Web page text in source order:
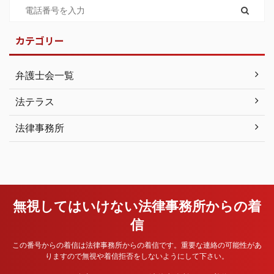
カテゴリー
弁護士会一覧
法テラス
法律事務所
無視してはいけない法律事務所からの着
信
この番号からの着信は法律事務所からの着信です。重要な連絡の可能性があ
りますので無視や着信拒否をしないようにして下さい。